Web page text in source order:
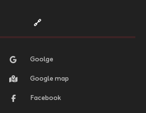
🔗
Goolge
Google map
Facebook